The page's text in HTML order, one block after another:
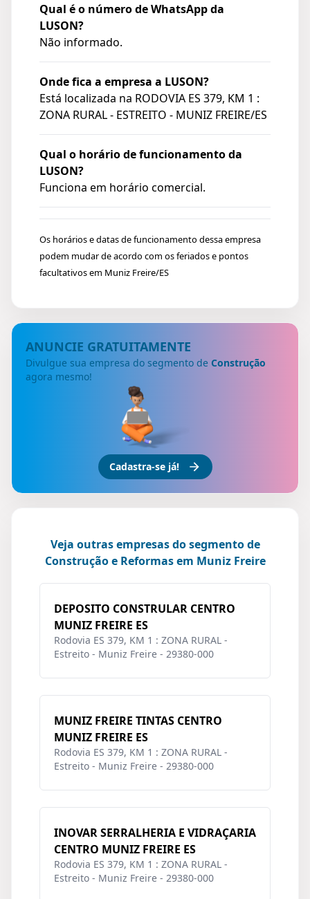
Qual é o número de WhatsApp da
LUSON?
Não informado.
Onde fica a empresa a LUSON?
Está localizada na RODOVIA ES 379, KM 1 :
ZONA RURAL - ESTREITO - MUNIZ FREIRE/ES
Qual o horário de funcionamento da
LUSON?
Funciona em horário comercial.
Os horários e datas de funcionamento dessa empresa
podem mudar de acordo com os feriados e pontos
facultativos em Muniz Freire/ES
ANUNCIE GRATUITAMENTE
Divulgue sua empresa do segmento de Construção
agora mesmo!
Cadastra-se já!
Veja outras empresas do segmento de
Construção e Reformas em Muniz Freire
DEPOSITO CONSTRULAR CENTRO
MUNIZ FREIRE ES
Rodovia ES 379, KM 1 : ZONA RURAL -
Estreito - Muniz Freire - 29380-000
MUNIZ FREIRE TINTAS CENTRO
MUNIZ FREIRE ES
Rodovia ES 379, KM 1 : ZONA RURAL -
Estreito - Muniz Freire - 29380-000
INOVAR SERRALHERIA E VIDRAÇARIA
CENTRO MUNIZ FREIRE ES
Rodovia ES 379, KM 1 : ZONA RURAL -
Estreito - Muniz Freire - 29380-000